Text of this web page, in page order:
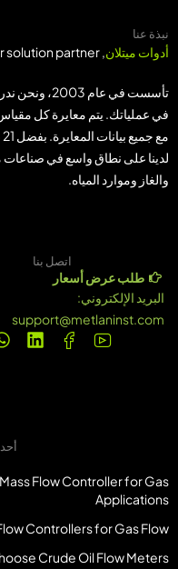
نبذة عنا
أدوات ميتلان, your advanced flow meter solution partner.
تأسست في عام
في عملياتك. يتم معايرة كل
لدينا على نطاق واسع في صناعات
والغاز وموارد المياه.
اتصل بنا
طلب عرض أسعار
البريد الإلكتروني:
support@metlaninst.com
Flow Controller for Gas
Applications
Controllers for Gas Flow
Crude Oil Flow Meters